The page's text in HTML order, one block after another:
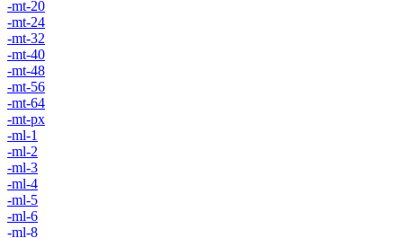
-mt-20
-mt-24
-mt-32
-mt-40
-mt-48
-mt-56
-mt-64
-mt-px
-ml-1
-ml-2
-ml-3
-ml-4
-ml-5
-ml-6
-ml-8